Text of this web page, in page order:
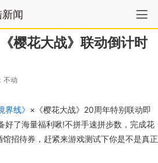
闻
樱花大战》联动倒计时
不动
界线》 ×《樱花大战》20周年特别联动即
好了海量福利啾!不拼手速拼步数，完成花
招待券，赶紧来游戏测试下你是不是真正